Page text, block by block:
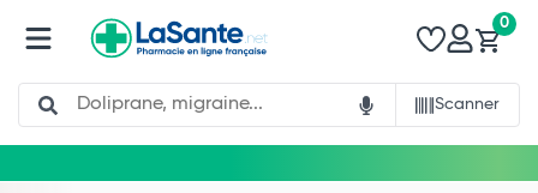
Search
Scanner
0